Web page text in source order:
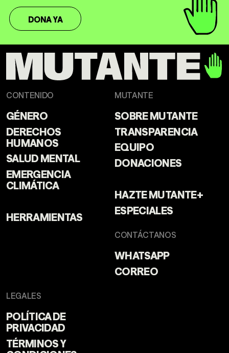
DONACIONES
ESPECIALES
DONA YA
CONTENIDO
GÉNERO
DERECHOS
HUMANOS
SALUD MENTAL
EMERGENCIA
CLIMÁTICA
HERRAMIENTAS
MUTANTE
SOBRE MUTANTE
TRANSPARENCIA
EQUIPO
DONACIONES
HAZTE MUTANTE+
ESPECIALES
CONTÁCTANOS
WHATSAPP
CORREO
LEGALES
POLÍTICA DE
PRIVACIDAD
TÉRMINOS Y